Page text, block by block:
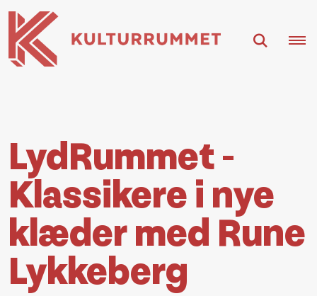
LydRummet -
Klassikere i nye
klæder med Rune
Lykkeberg